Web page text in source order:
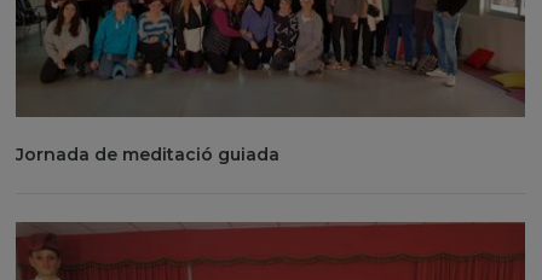
Jornada de meditació guiada